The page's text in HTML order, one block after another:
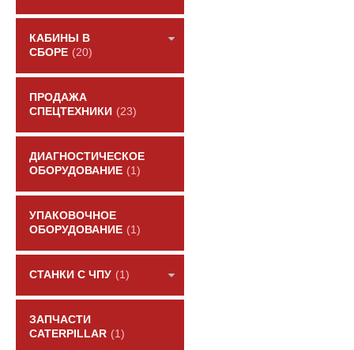
КАБИНЫ В
СБОРЕ (20)
ПРОДАЖА
СПЕЦТЕХНИКИ (23)
ДИАГНОСТИЧЕСКОЕ
ОБОРУДОВАНИЕ (1)
УПАКОВОЧНОЕ
ОБОРУДОВАНИЕ (1)
СТАНКИ С ЧПУ (1)
ЗАПЧАСТИ
CATERPILLAR (1)